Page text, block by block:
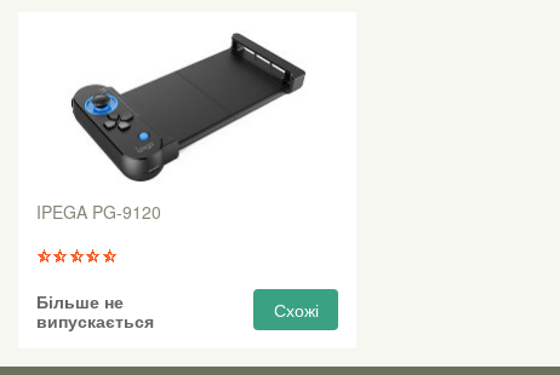
IPEGA PG-9120
Більше не
випускається
Схожі